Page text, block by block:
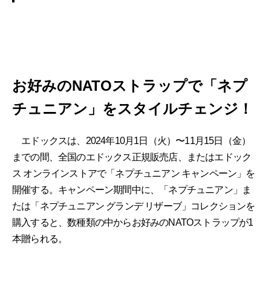
お好みのNATOストラップで「ネプ
チュニアン」をスタイルチェンジ！
エドックスは、2024年10月1日（火）〜11月15日（金）
までの間、全国のエドックス正規販売店、またはエドック
ス オンラインストアで「ネプチュニアン キャンペーン」を
開催する。キャンペーン期間中に、「ネプチュニアン」ま
たは「ネプチュニアン グランデ リザーブ」コレクションを
購入すると、数種類の中からお好みのNATOストラップが1
本贈られる。